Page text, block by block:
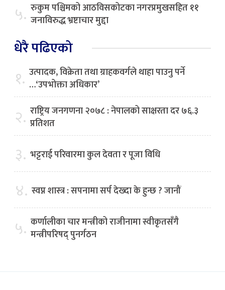
५. रुकुम पश्चिमको आठविसकोटका नगरप्रमुखसहित ११
जनाविरुद्ध भ्रष्टाचार मुद्दा
धेरै पढिएको
१. उत्पादक, विक्रेता तथा ग्राहकवर्गले थाहा पाउनु पर्ने
…‘उपभोक्ता अधिकार’
२. राष्ट्रिय जनगणना २०७८ : नेपालको साक्षरता दर ७६.३
प्रतिशत
३. भट्टराई परिवारमा कुल देवता र पूजा विधि
४. स्वप्न शास्त्र : सपनामा सर्प देख्दा के हुन्छ ? जानौं
५. कर्णालीका चार मन्त्रीको राजीनामा स्वीकृतसँगै
मन्त्रीपरिषद् पुनर्गठन